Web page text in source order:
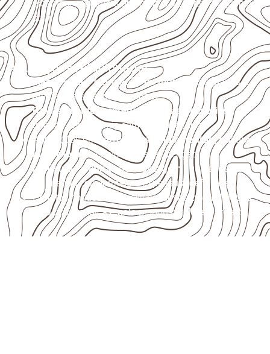
externas, estruturais ou sujeitas a contato frequente
com água.
Aplicações relacionadas
Marcenaria e fabricação de móveis
destinados a
ambientes sujeitos à umidade.
Revestimentos, paredes, pisos e divisórias
quando compatíveis com a ficha técnica.
Aplicações em
carrocerias, implementos, trailers e
motorhomes, conforme especificação.
Indústrias e linhas de montagem
que necessitam
de chapas com formato e espessura definidos.
Projetos náuticos específicos, desde que validados
pela ficha técnica e pelo responsável pelo projeto.